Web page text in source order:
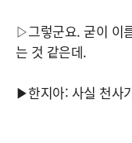
▷그렇군요. 굳이 이
는 것 같은데.
▶한지아: 사실 천사